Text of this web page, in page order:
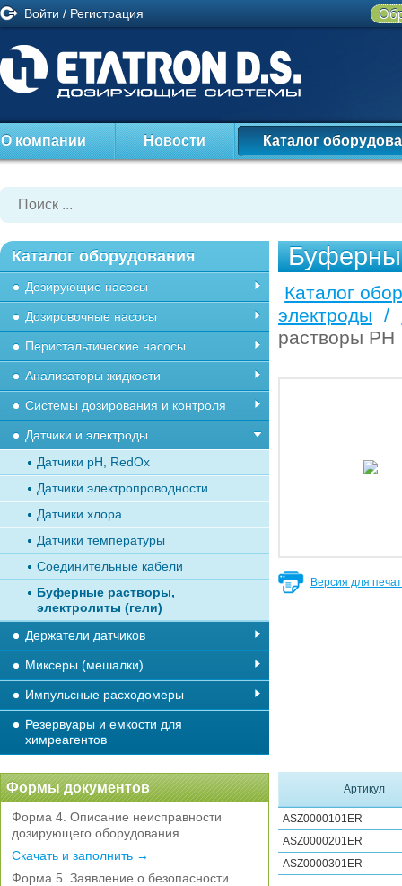
Войти / Регистрация
О компании Новости Каталог
Каталог
электроды
/
растворы PH
Версия для
Артикул
ASZ0000101ER
ASZ0000201ER
ASZ0000301ER
Каталог оборудования
Дозирующие насосы
Дозировочные насосы
Перистальтические насосы
Анализаторы жидкости
Системы дозирования и контроля
Датчики и электроды
Датчики рН, RedOx
Датчики электропроводности
Датчики хлора
Датчики температуры
Соединительные кабели
Буферные растворы,
электролиты (гели)
Держатели датчиков
Миксеры (мешалки)
Импульсные расходомеры
Резервуары и емкости для
химреагентов
Формы документов
Форма 4. Описание неисправности
дозирующего оборудования
Скачать и заполнить →
Форма 5. Заявление о безопасности